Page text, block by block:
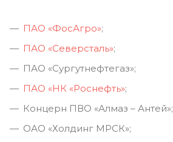
ПАО «ФосАгро»;
ПАО «Северсталь»;
ПАО «Сургутнефтегаз»;
ПАО «НК «Роснефть»;
Концерн ПВО «Алмаз – Антей»;
ОАО «Холдинг МРСК»;